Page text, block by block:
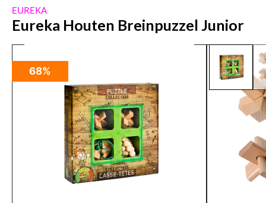
EUREKA
Eureka Houten Breinpuzzel Junior
68%